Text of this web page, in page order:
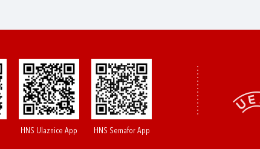
HNS Ulaznice App HNS Semafor App